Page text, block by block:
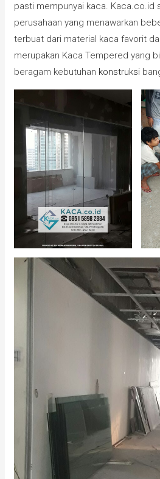
pasti mempunyai kaca. Kaca.co.id
perusahaan yang menawarkan
terbuat dari material kaca favorit
merupakan Kaca Tempered yang
beragam kebutuhan konstruksi